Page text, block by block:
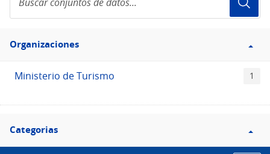
conjuntos
de
Filtro
Organizaciones
Organizaciones
Ministerio de Turismo 1
Filtro
Categorias
Categorias